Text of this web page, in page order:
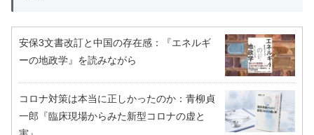
安保3文書改訂と中国の存在感：『エネルギ
ーの地政学』を読みながら
コロナ対策は本当に正しかったのか：青柳貞
一郎『臨床現場からみた新型コロナの虚と